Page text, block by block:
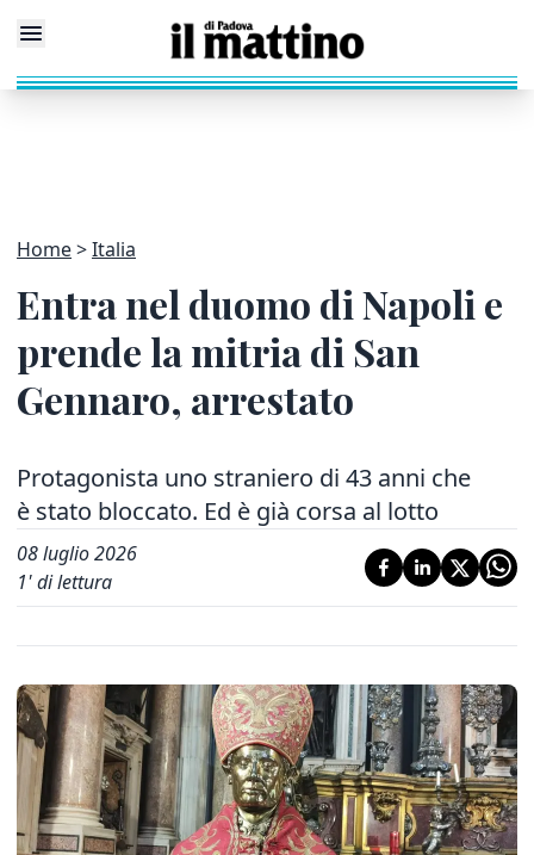
Home Italia
Entra nel duomo di Napoli e
prende la mitria di San
Gennaro, arrestato
Protagonista uno straniero di 43 anni che
è stato bloccato. Ed è già corsa al lotto
08 luglio 2026
1' di lettura